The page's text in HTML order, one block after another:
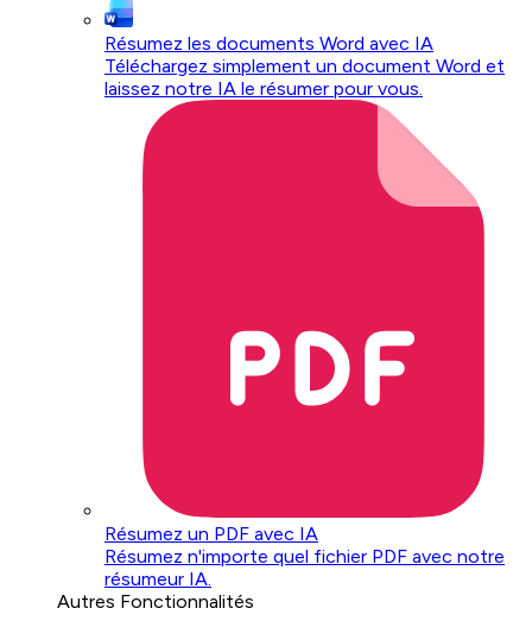
Résumez les documents Word avec IA
Téléchargez simplement un document Word et
laissez notre IA le résumer pour vous.
Résumez un PDF avec IA
Résumez n'importe quel fichier PDF avec notre
résumeur IA.
Autres Fonctionnalités